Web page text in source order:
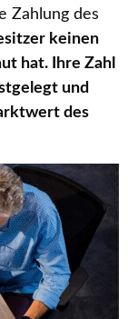
Zahlung des
keinen
hat. Ihre Zahl
und
des